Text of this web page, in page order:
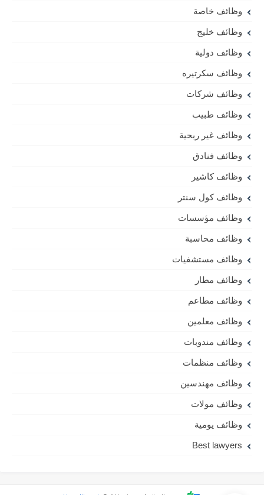
وظائف خاصة
وظائف خليج
وظائف دولية
وظائف سكرتيره
وظائف شركات
وظائف طبيب
وظائف غير ربحية
وظائف فنادق
وظائف كاشير
وظائف كول سنتر
وظائف مؤسسات
وظائف محاسبة
وظائف مستشفيات
وظائف مطار
وظائف مطاعم
وظائف معلمين
وظائف مندوبات
وظائف منظمات
وظائف مهندسين
وظائف مولات
وظائف يومية
Best lawyers